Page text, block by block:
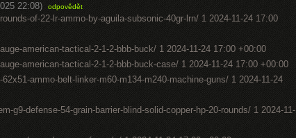
22:08) odpovědět
of-22-lr-ammo-by-aguila-subsonic-40gr-lrn/ 1 2024-11-24 17:00
american-tactical-2-1-2-bbb-buck/ 1 2024-11-24 17:00 +00:00
american-tactical-2-1-2-bbb-buck-case/ 1 2024-11-24 17:00 +00:00
ammo-belt-linker-m60-m134-m240-machine-guns/ 1 2024-11-24
g9-defense-54-grain-barrier-blind-solid-copper-hp-20-rounds/ 1 2024-11-